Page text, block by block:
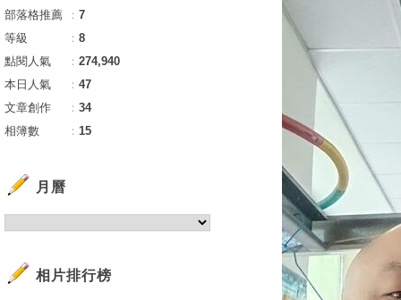
部落格推薦 ： 7
等級
： 8
點閱人氣
： 274,940
本日人氣
： 47
文章創作
： 34
相簿數
： 15
月曆
相片排行榜